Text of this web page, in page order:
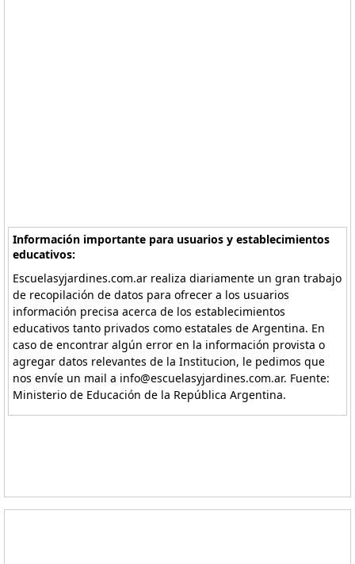
Información importante para usuarios y establecimientos
educativos:
Escuelasyjardines.com.ar realiza diariamente un gran trabajo
de recopilación de datos para ofrecer a los usuarios
información precisa acerca de los establecimientos
educativos tanto privados como estatales de Argentina. En
caso de encontrar algún error en la información provista o
agregar datos relevantes de la Institucion, le pedimos que
nos envíe un mail a info@escuelasyjardines.com.ar. Fuente:
Ministerio de Educación de la República Argentina.